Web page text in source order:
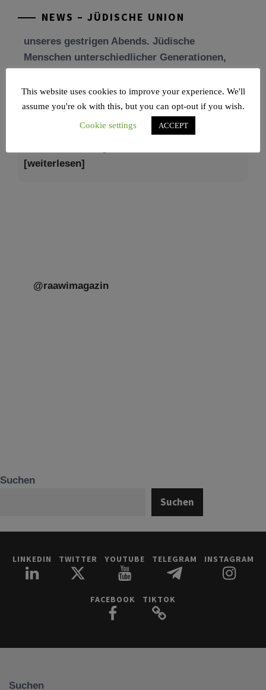
NEWS – JÜDISCHE UNION
Menschen unterschiedlicher Generationen,
Tisch’a beAw 5786
Am 9. Aw, an Tisch’a beAw, erinnern wir uns
an die Zerstörung des Ersten und
@raawimagazin
Suchen
Suchen
LINKEDIN TWITTER YOUTUBE TELEGRAM INSTAGRAM
FACEBOOK TIKTOK
Suchen
This website uses cookies to improve your experience. We'll
assume you're ok with this, but you can opt-out if you wish.
Cookie settings
ACCEPT